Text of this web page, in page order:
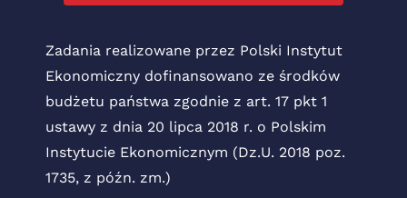
Zadania realizowane przez Polski Instytut
Ekonomiczny dofinansowano ze środków
budżetu państwa zgodnie z art. 17 pkt 1
ustawy z dnia 20 lipca 2018 r. o Polskim
Instytucie Ekonomicznym (Dz.U. 2018 poz.
1735, z późn. zm.)